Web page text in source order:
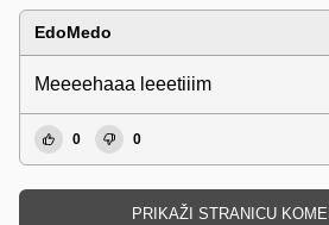
EdoMedo
Meeeehaaa leeetiiim
0 0
PRIKAŽI STRANICU